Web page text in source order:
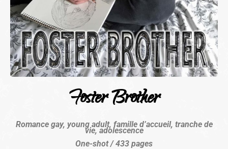
Foster Brother
Romance gay, young adult, famille d’accueil, tranche de
vie, adolescence
One-shot / 433 pages